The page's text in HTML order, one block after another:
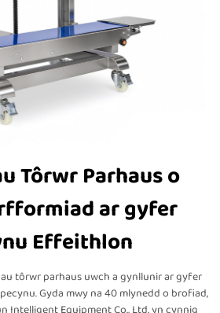
Tôrwr Parhaus o
ar gyfer
Effeithlon
tôrwr parhaus uwch a gynllunir ar gyfer
Gyda mwy na 40 mlynedd o brofiad,